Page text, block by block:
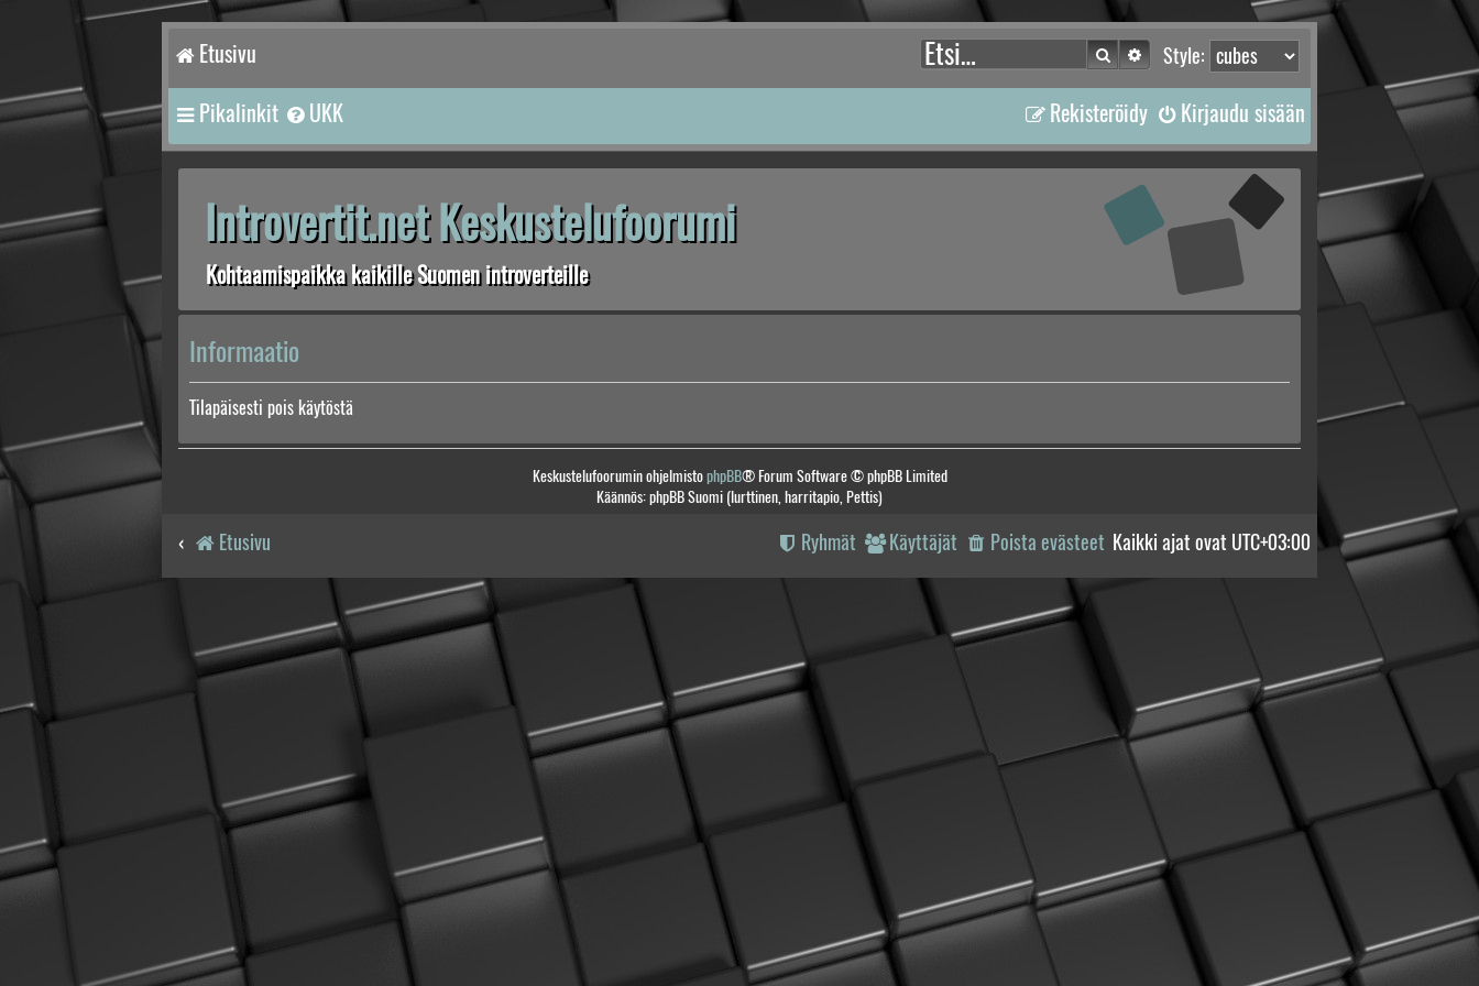
Etusivu Style:
Etsi Tarkennettu haku
Pikalinkit UKK Kirjaudu sisään
Rekisteröidy
Introvertit.net Keskustelufoorumi
Kohtaamispaikka kaikille Suomen introverteille
Informaatio
Tilapäisesti pois käytöstä
Keskustelufoorumin ohjelmistophpBB® Forum Software © phpBB Limited
Käännös: phpBB Suomi (lurttinen, harritapio, Pettis)
Etusivu Kaikki ajat ovat UTC+03:00
Poista evästeet
Käyttäjät
Ryhmät